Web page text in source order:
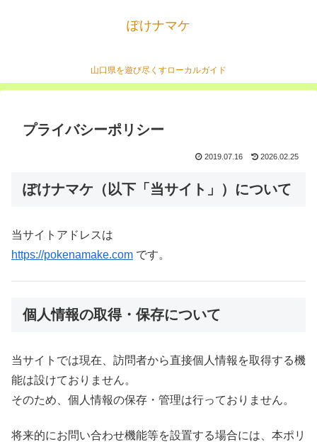
ぽけナマケ
山口県を遊び尽くすローカルガイド
プライバシーポリシー
2019.07.16 2026.02.25
ぽけナマケ（以下「当サイト」）について
当サイトアドレスは
https://pokenamake.com です。
個人情報の取得・保存について
当サイトでは現在、訪問者から直接個人情報を取得する機
能は設けておりません。
そのため、個人情報の保存・管理は行っておりません。
将来的にお問い合わせ機能等を設置する場合には、本ポリ